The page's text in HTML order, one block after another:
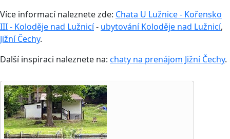
Více informací naleznete zde: Chata U Lužnice - Kořensko
III - Koloděje nad Lužnicí- ubytování Koloděje nad Lužnicí,
Jižní Čechy.
Další inspiraci naleznete na: chaty na prenájom Jižní Čechy.